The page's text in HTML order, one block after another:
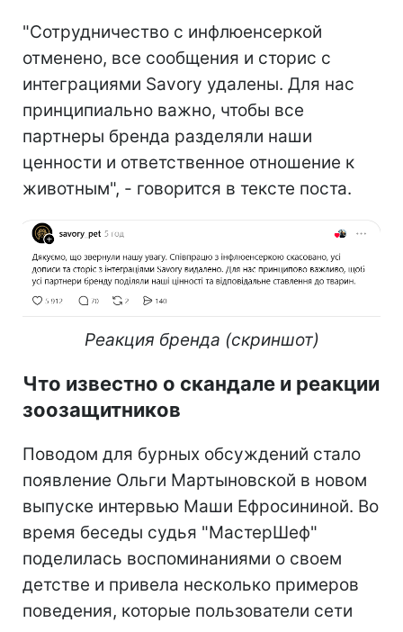
"Сотрудничество с инфлюенсеркой
отменено, все сообщения и сторис с
интеграциями Savory удалены. Для нас
принципиально важно, чтобы все
партнеры бренда разделяли наши
ценности и ответственное отношение к
животным", - говорится в тексте поста.
Реакция бренда (скриншот)
Что известно о скандале и реакции
зоозащитников
Поводом для бурных обсуждений стало
появление Ольги Мартыновской в новом
выпуске интервью Маши Ефросининой. Во
время беседы судья "МастерШеф"
поделилась воспоминаниями о своем
детстве и привела несколько примеров
поведения, которые пользователи сети